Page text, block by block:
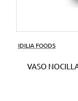
IDILIA FOODS
VASO